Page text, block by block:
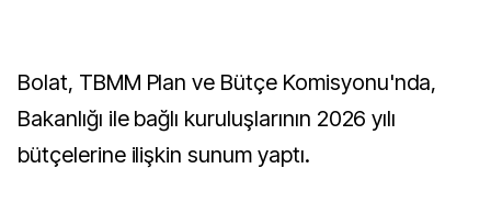
Bolat, TBMM Plan ve Bütçe Komisyonu'nda,
Bakanlığı ile bağlı kuruluşlarının 2026 yılı
bütçelerine ilişkin sunum yaptı.